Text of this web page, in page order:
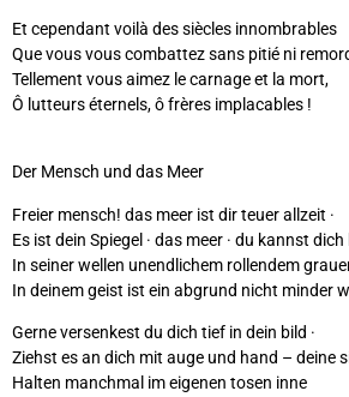
Et cependant voilà des siècles innombrables
Que vous vous combattez sans pitié ni
Tellement vous aimez le carnage et la mort,
Ô lutteurs éternels, ô frères implacables !
Der Mensch und das Meer
Freier mensch! das meer ist dir teuer allzeit ·
Es ist dein Spiegel · das meer · du kannst
In seiner wellen unendlichem rollendem
In deinem geist ist ein abgrund nicht minder
Gerne versenkest du dich tief in dein bild ·
Ziehst es an dich mit auge und hand – deine
Halten manchmal im eigenen tosen inne